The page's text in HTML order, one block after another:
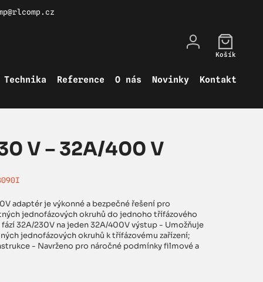
Technika Reference O nás Novinky Kontakt
Košík
V – 32A/400 V
adaptér je výkonné a bezpečné řešení pro
jednofázových okruhů do jednoho třífázového
32A/230V na jeden 32A/400V výstup - Umožňuje
jednofázových okruhů k třífázovému zařízení;
- Navrženo pro náročné podmínky filmové a